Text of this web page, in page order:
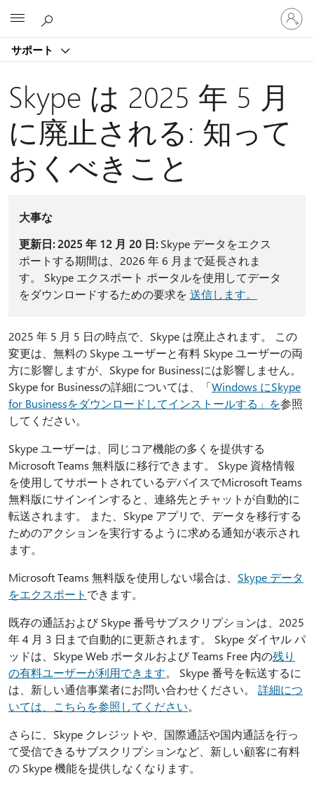
サポート
ア
カ
ウ
に
サ
イ
ン
イ
Skype は 2025 年 5 月
に廃止される: 知って
おくべきこと
大事な
更新日: 2025 年 12 月 20 日:Skype データをエクス
ポートする期間は、2026 年 6 月まで延長されま
す。 Skype エクスポート ポータルを使用してデータ
をダウンロードするための要求を 送信します。
2025 年 5 月 5 日の時点で、Skype は廃止されます。 この
変更は、無料の Skype ユーザーと有料 Skype ユーザーの両
方に影響しますが、Skype for Businessには影響しません。
Skype for Businessの詳細については、「Windows にSkype
for Businessをダウンロードしてインストールする」を参照
してください。
Skype ユーザーは、同じコア機能の多くを提供する
Microsoft Teams 無料版に移行できます。 Skype 資格情報
を使用してサポートされているデバイスでMicrosoft Teams
無料版にサインインすると、連絡先とチャットが自動的に
転送されます。 また、Skype アプリで、データを移行する
ためのアクションを実行するように求める通知が表示され
ます。
Microsoft Teams 無料版を使用しない場合は、 Skype データ
をエクスポート できます。
既存の通話および Skype 番号サブスクリプションは、2025
年 4 月 3 日まで自動的に更新されます。 Skype ダイヤル パ
ッドは、Skype Web ポータルおよび Teams Free 内の残り
の有料ユーザーが利用できます。 Skype 番号を転送するに
は、新しい通信事業者にお問い合わせください。 詳細につ
いては、こちらを参照してください。
さらに、Skype クレジットや、国際通話や国内通話を行っ
て受信できるサブスクリプションなど、新しい顧客に有料
の Skype 機能を提供しなくなります。